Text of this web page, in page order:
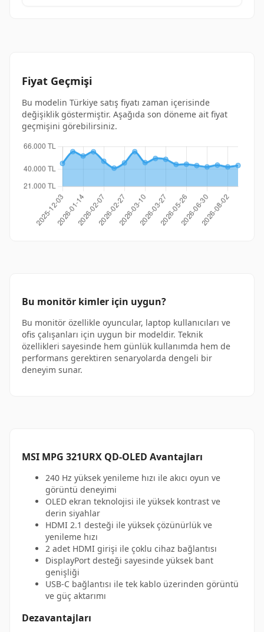
Fiyat Geçmişi
Bu modelin Türkiye satış fiyatı zaman içerisinde
değişiklik göstermiştir. Aşağıda son döneme ait fiyat
geçmişini görebilirsiniz.
Bu monitör kimler için uygun?
Bu monitör özellikle oyuncular, laptop kullanıcıları ve
ofis çalışanları için uygun bir modeldir. Teknik
özellikleri sayesinde hem günlük kullanımda hem de
performans gerektiren senaryolarda dengeli bir
deneyim sunar.
MSI MPG 321URX QD-OLED Avantajları
240 Hz yüksek yenileme hızı ile akıcı oyun ve
görüntü deneyimi
OLED ekran teknolojisi ile yüksek kontrast ve
derin siyahlar
HDMI 2.1 desteği ile yüksek çözünürlük ve
yenileme hızı
2 adet HDMI girişi ile çoklu cihaz bağlantısı
DisplayPort desteği sayesinde yüksek bant
genişliği
USB-C bağlantısı ile tek kablo üzerinden görüntü
ve güç aktarımı
Dezavantajları